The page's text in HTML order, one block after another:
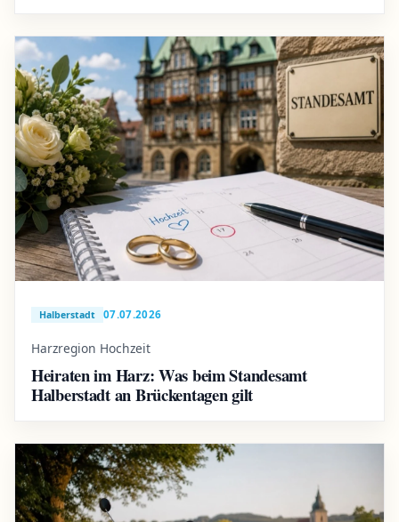
Halberstadt 07.07.2026
Harzregion Hochzeit
Heiraten im Harz: Was beim Standesamt
Halberstadt an Brückentagen gilt